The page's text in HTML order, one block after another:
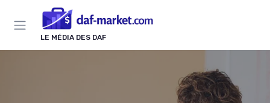
LE MÉDIA DES DAF
Panneau de gestion des cookies